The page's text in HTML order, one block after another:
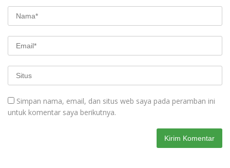
Simpan nama, email, dan situs web saya pada peramban ini
untuk komentar saya berikutnya.